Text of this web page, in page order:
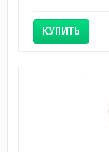
КУПИТЬ